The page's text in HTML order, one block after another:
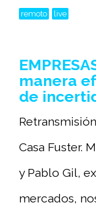
remoto live
manera
de
Casa Fuster.
y Pablo Gil,
mercados,